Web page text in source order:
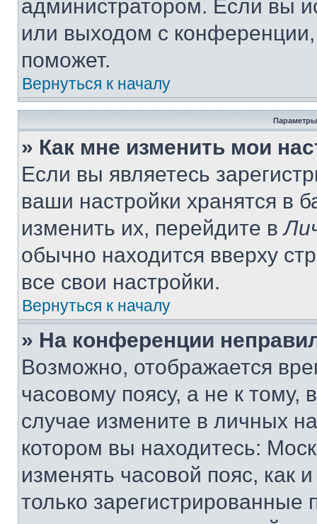
администратором. Если вы
или выходом с
поможет.
Вернуться к началу
Параметры
» Как мне изменить мои
Если вы являетесь
ваши настройки хранятся в
изменить их, перейдите в
обычно находится вверху
все свои настройки.
Вернуться к началу
» На конференции
Возможно, отображается
часовому поясу, а не к тому,
случае измените в личных
котором вы находитесь:
изменять часовой пояс, как
только